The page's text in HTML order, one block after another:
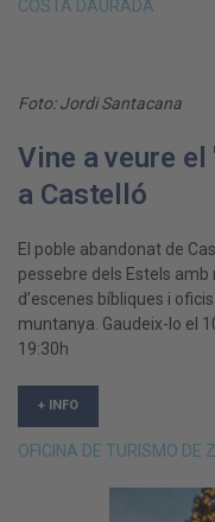
COSTA DAURADA
Foto: Jordi Santacana
Vine a veure
a Castelló
El poble abandonat de
pessebre dels Estels
d’escenes bíbliques i
muntanya. Gaudeix-lo el
19:30h
+ INFO
OFICINA DE TURISMO DE